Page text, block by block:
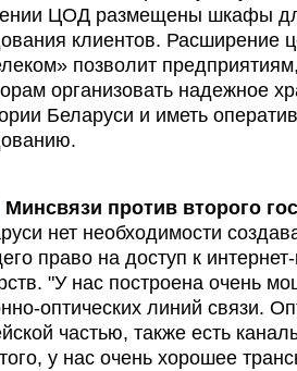
ЦОД размещены шкафы
клиентов. Расширение
позволит
организовать надежное
Беларуси и иметь
Минсвязи против второго
нет необходимости
право на доступ к
"У нас построена очень
оптических линий связи.
частью, также есть
у нас очень хорошее